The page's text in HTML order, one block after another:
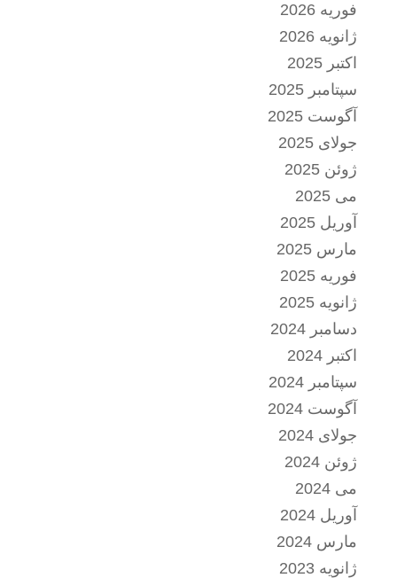
فوریه 2026
ژانویه 2026
اکتبر 2025
سپتامبر 2025
آگوست 2025
جولای 2025
ژوئن 2025
می 2025
آوریل 2025
مارس 2025
فوریه 2025
ژانویه 2025
دسامبر 2024
اکتبر 2024
سپتامبر 2024
آگوست 2024
جولای 2024
ژوئن 2024
می 2024
آوریل 2024
مارس 2024
ژانویه 2023